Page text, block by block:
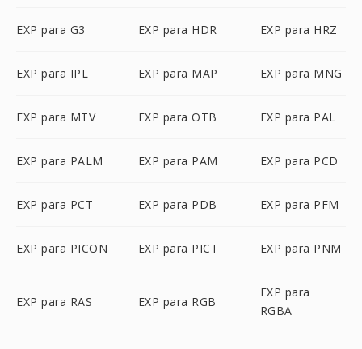
EXP para G3 EXP para HDR EXP para HRZ
EXP para IPL EXP para MAP EXP para MNG
EXP para MTV EXP para OTB EXP para PAL
EXP para PALM EXP para PAM EXP para PCD
EXP para PCT EXP para PDB EXP para PFM
EXP para PICON EXP para PICT EXP para PNM
EXP para RAS EXP para RGB
EXP para
RGBA